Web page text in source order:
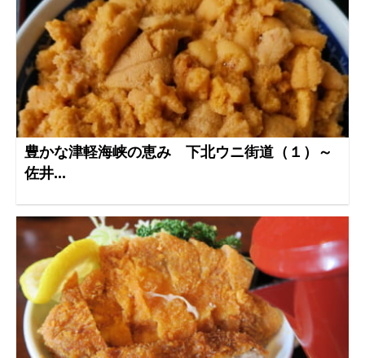
豊かな津軽海峡の恵み 下北ウニ街道（１）～
佐井...